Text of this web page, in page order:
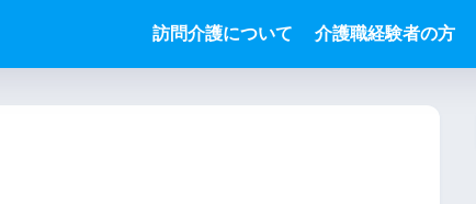
訪問介護について 介護職経験者の方